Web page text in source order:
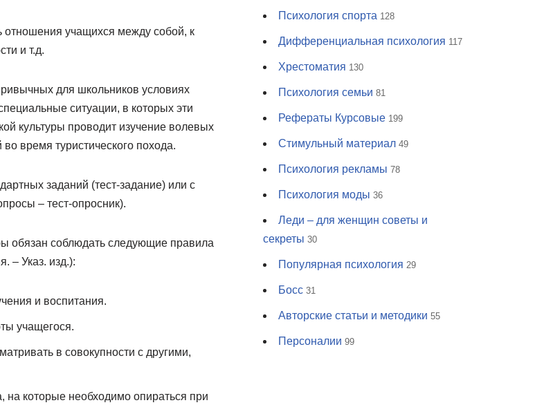
отношения учащихся между собой, к
и т.д.
для школьников условиях
ситуации, в которых эти
культуры проводит изучение волевых
время туристического похода.
заданий (тест-задание) или с
– тест-опросник).
обязан соблюдать следующие правила
– Указ. изд.):
и воспитания.
учащегося.
в совокупности с другими,
которые необходимо опираться при
Психология спорта 128
Дифференциальная психология 117
Хрестоматия 130
Психология семьи 81
Рефераты Курсовые 199
Стимульный материал 49
Психология рекламы 78
Психология моды 36
Леди – для женщин советы и
секреты 30
Популярная психология 29
Босс 31
Авторские статьи и методики 55
Персоналии 99